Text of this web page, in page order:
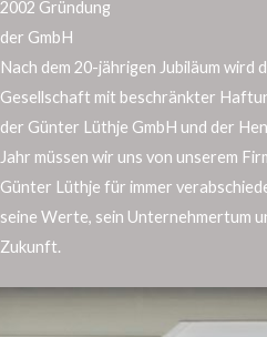
2002 Gründung
der GmbH
Nach dem 20-jährigen Jubiläum wird
Gesellschaft mit beschränkter
der Günter Lüthje GmbH und der
Jahr müssen wir uns von unserem
Günter Lüthje für immer
seine Werte, sein Unternehmertum
Zukunft.